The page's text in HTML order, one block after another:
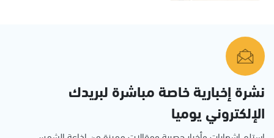
نشرة إخبارية خاصة مباشرة لبريدك
الإلكتروني يوميا